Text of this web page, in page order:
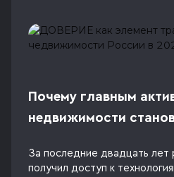
Почему главным
недвижимости
За последние двадцать
получил доступ к